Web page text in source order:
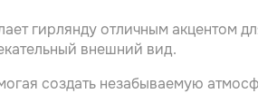
гирлянду отличным акцентом
внешний вид.
создать незабываемую